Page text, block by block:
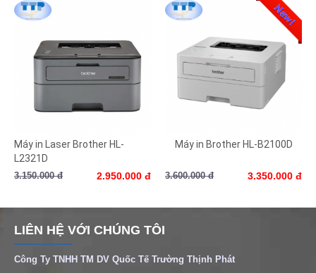
Máy in Laser Brother HL-
L2321D
3.150.000 đ 2.950.000 đ
Máy in Brother HL-B2100D
3.600.000 đ 3.350.000 đ
LIÊN HỆ VỚI CHÚNG TÔI
Công Ty TNHH TM DV Quốc Tế Trường Thịnh Phát